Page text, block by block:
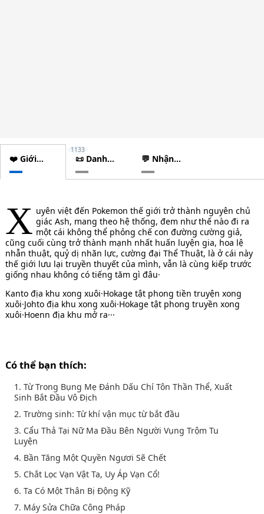
❤️ Giới
thiệu
📜 Danh
sách
chương
1133
💬 Nhận
xét
X uyên việt đến Pokemon thế giới trở thành nguyên chủ
giác Ash, mang theo hệ thống, đem như thế nào đi ra
một cái không thể phỏng chế con đường cường giả,
cũng cuối cùng trở thành mạnh nhất huấn luyện gia, hoa lệ
nhẫn thuật, quỷ dị nhãn lực, cường đại Thể Thuật, là ở cái này
thế giới lưu lại truyền thuyết của mình, vẫn là cùng kiếp trước
giống nhau không có tiếng tăm gì đâu·
Kanto địa khu xong xuôi·Hokage tật phong tiền truyện xong
xuôi·Johto địa khu xong xuôi·Hokage tật phong truyền xong
xuôi·Hoenn địa khu mở ra···
Có thể bạn thích:
1. Từ Trong Bụng Mẹ Đánh Dấu Chí Tôn Thần Thể, Xuất
Sinh Bắt Đầu Vô Địch
2. Trường sinh: Từ khí vận mục từ bắt đầu
3. Cẩu Thả Tại Nữ Ma Đầu Bên Người Vụng Trộm Tu
Luyện
4. Bần Tăng Một Quyền Ngươi Sẽ Chết
5. Chắt Lọc Vạn Vật Ta, Uy Áp Vạn Cổ!
6. Ta Có Một Thân Bị Động Kỹ
7. Máy Sửa Chữa Công Pháp